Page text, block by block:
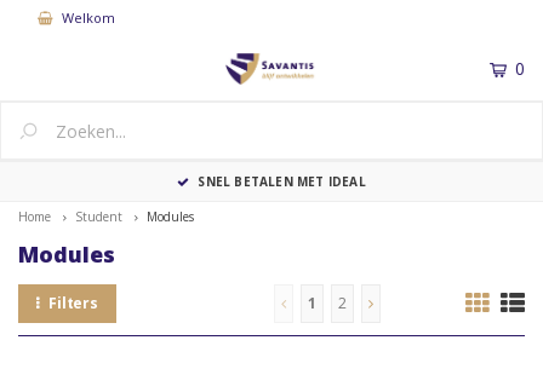
Welkom
0
SNEL BETALEN MET IDEAL
Home Student Modules
Modules
Filters 1 2